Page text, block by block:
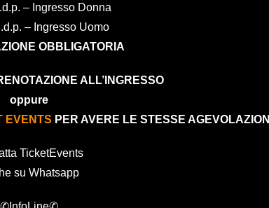
– Ingresso Donna
– Ingresso Uomo
OBBLIGATORIA
ALL’INGRESSO
oppure
EVENTS PER AVERE LE STESSE AGEVOLAZIONI
TicketEvents
su Whatsapp